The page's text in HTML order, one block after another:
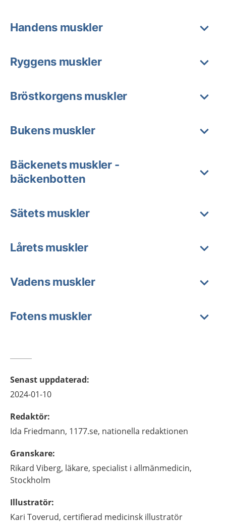
Handens muskler
Ryggens muskler
Bröstkorgens muskler
Bukens muskler
Bäckenets muskler -
bäckenbotten
Sätets muskler
Lårets muskler
Vadens muskler
Fotens muskler
Senast uppdaterad:
2024-01-10
Redaktör:
Ida Friedmann, 1177.se, nationella redaktionen
Granskare:
Rikard Viberg, läkare, specialist i allmänmedicin,
Stockholm
Illustratör:
Kari Toverud, certifierad medicinsk illustratör